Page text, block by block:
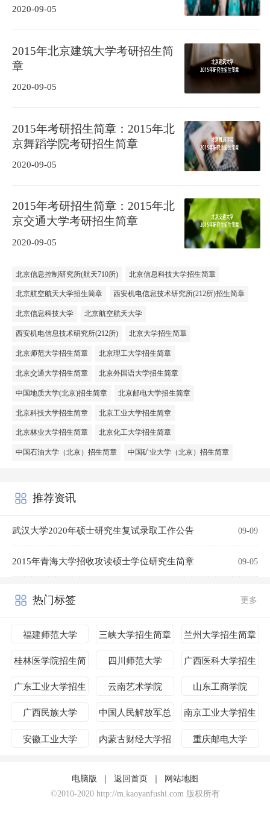
简章
2020-09-05
2015年北京建筑大学考研招生简
章
2020-09-05
2015年考研招生简章：2015年北
京舞蹈学院考研招生简章
2020-09-05
2015年考研招生简章：2015年北
京交通大学考研招生简章
2020-09-05
北京信息控制研究所(航天710所) 北京信息科技大学招生简章
北京航空航天大学招生简章 西安机电信息技术研究所(212所)招生简章
北京信息科技大学 北京航空航天大学
西安机电信息技术研究所(212所) 北京大学招生简章
北京师范大学招生简章 北京理工大学招生简章
北京交通大学招生简章 北京外国语大学招生简章
中国地质大学(北京)招生简章 北京邮电大学招生简章
北京科技大学招生简章 北京工业大学招生简章
北京林业大学招生简章 北京化工大学招生简章
中国石油大学（北京）招生简章 中国矿业大学（北京）招生简章
推荐资讯
武汉大学2020年硕士研究生复试录取工作公告 09-09
2015年青海大学招收攻读硕士学位研究生简章 09-05
热门标签 更多
福建师范大学 三峡大学招生简章 兰州大学招生简章
桂林医学院招生简
四川师范大学
广西医科大学招生
广东工业大学招生
云南艺术学院 山东工商学院
广西民族大学
中国人民解放军总
南京工业大学招生
安徽工业大学
内蒙古财经大学招
重庆邮电大学
电脑版 ｜ 返回首页 ｜
网站地图
©2010-2020 http://m.kaoyanfushi.com 版权所有